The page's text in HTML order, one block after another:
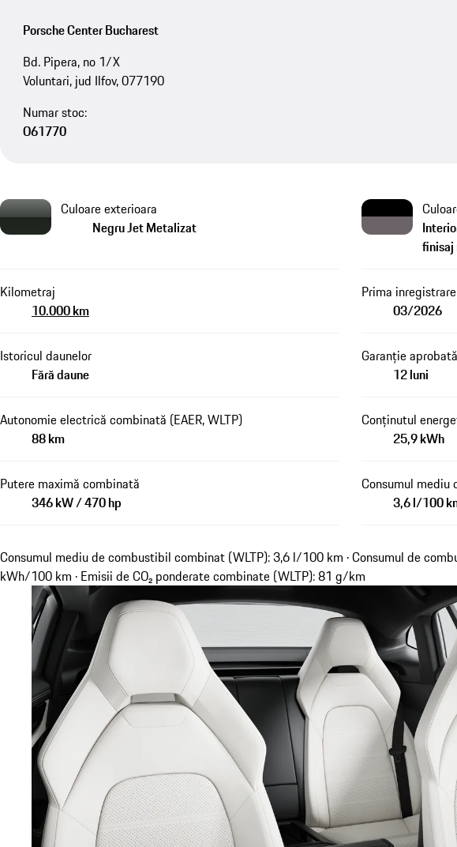
Porsche Center Bucharest
Bd. Pipera, no 1/X
Voluntari, jud Ilfov, 077190
Numar stoc:
O61770
Culoare exterioara
Negru Jet Metalizat
finisaj
Kilometraj
10.000 km
Prima inregistrare
03/2026
Istoricul daunelor
Fără daune
Garanție
12 luni
Autonomie electrică combinată (EAER, WLTP)
88 km
Conținutul
25,9 kWh
Putere maximă combinată
346 kW / 470 hp
Consumul mediu
3,6 l/100
Consumul mediu de combustibil combinat (WLTP): 3,6 l/100 km · Consumul de
kWh/100 km · Emisii de CO₂ ponderate combinate (WLTP): 81 g/km